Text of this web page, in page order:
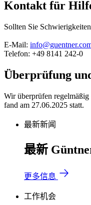
Kontakt für
Sollten Sie
E-Mail:
Telefon: +49 8141 242-0
Überprüfung
Wir überprüfen
fand am 27.06.2025 statt.
最新新闻
最新
更多信息
工作机会